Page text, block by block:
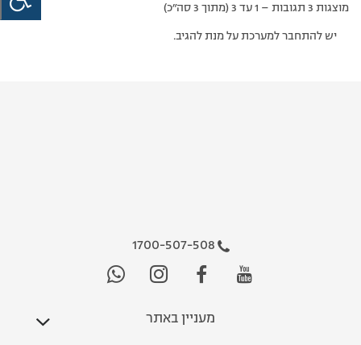
מוצגות 3 תגובות – 1 עד 3 (מתוך 3 סה״כ)
יש להתחבר למערכת על מנת להגיב.
1700-507-508
מעניין באתר